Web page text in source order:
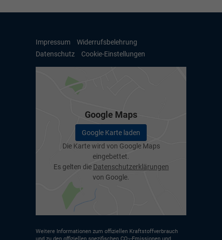
Impressum
Widerrufsbelehrung
Datenschutz
Cookie-Einstellungen
Google Maps
Google Karte laden
Die Karte wird von Google Maps
eingebettet.
Es gelten die Datenschutzerklärungen
von Google.
Weitere Informationen zum offiziellen Kraftstoffverbrauch
und zu den offiziellen spezifischen CO -Emissionen und